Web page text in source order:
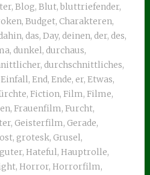
, Blog, Blut, bluttriefender,
, Budget, Charakteren,
, das, Day, deinen, der, des,
, dunkel, durchaus,
, durchschnittliches,
Einfall, End, Ende, er, Etwas,
, Fiction, Film, Filme,
, Frauenfilm, Furcht,
, Geisterfilm, Gerade,
, grotesk, Grusel,
guter, Hateful, Hauptrolle,
, Horror, Horrorfilm,